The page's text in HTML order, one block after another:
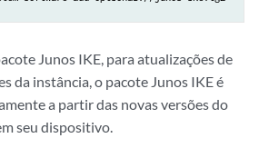
Junos IKE, para atualizações de
da instância, o pacote Junos IKE é
a partir das novas versões do
seu dispositivo.